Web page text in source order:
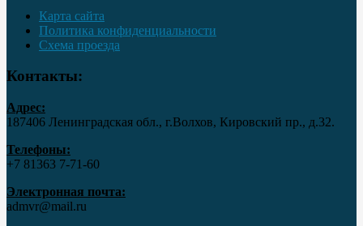
Карта сайта
Политика конфиденциальности
Схема проезда
Контакты:
Адрес:
187406 Ленинградская обл., г.Волхов, Кировский пр., д.32.
Телефоны:
+7 81363 7‑71-60
Электронная почта:
admvr@mail.ru